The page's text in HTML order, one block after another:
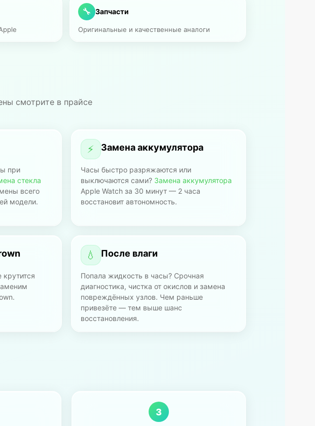
🔧 Запчасти
Оригинальные и качественные аналоги
смотрите в прайсе
при
стекла
всего
модели.
⚡ Замена аккумулятора
Часы быстро разряжаются или
выключаются сами? Замена аккумулятора
Apple Watch за 30 минут — 2 часа
восстановит автономность.
💧 После влаги
Попала жидкость в часы? Срочная
диагностика, чистка от окислов и замена
повреждённых узлов. Чем раньше
привезёте — тем выше шанс
восстановления.
3